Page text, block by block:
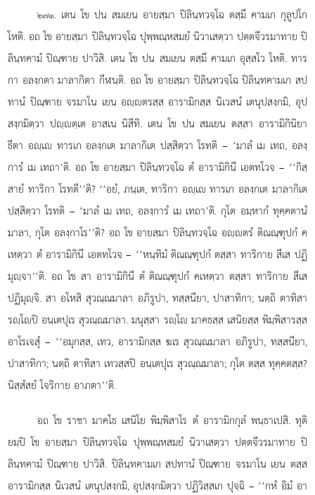
๒๗๑. เตน โข ปน สมเยน อายสฺมา ปิลินฺทวจฺโฉ ตสฺมึ คามเก กุลูปโก
โหติ. อถ โข อายสฺมา ปิลินฺทวจฺโฉ ปุพฺพณฺหสมยํ นิวาเสตฺวา ปตฺตจีวรมาทาย ปิ
ลินฺทคามํ ปิณฺฑาย ปาวิสิ. เตน โข ปน สมเยน ตสฺมึ คามเก อุสฺสโว โหติ. ทาร
กา อลงฺกตา มาลากิตา กีฬนฺติ. อถ โข อายสฺมา ปิลินฺทวจฺโฉ ปิลินฺทคามเก สป
ทานํ ปิณฺฑาย จรมาโน เยน อฺตรสฺส อารามิกสฺส นิเวสนํ เตนุปสงฺกมิ, อุป
สงฺกมิตฺวา ปฺตฺเต อาสเน นิสีทิ. เตน โข ปน สมเยน ตสฺสา อารามิกินิยา
ธีตา อฺเ ทารเก อลงฺกเต มาลากิเต ปสฺสิตฺวา โรทติ – ‘มาลํ เม เทถ, อลงฺ
การํ เม เทถา’ติ. อถ โข อายสฺมา ปิลินฺทวจฺโฉ ตํ อารามิกินึ เอตทโวจ – ‘‘กิสฺ
สายํ ทาริกา โรทตี’’ติ? ‘‘อยํ, ภนฺเต, ทาริกา อฺเ ทารเก อลงฺกเต มาลากิเต
ปสฺสิตฺวา โรทติ – ‘มาลํ เม เทถ, อลงฺการํ เม เทถา’ติ. กุโต อมฺหากํ ทุคฺคตานํ
มาลา, กุโต อลงฺกาโร’’ติ? อถ โข อายสฺมา ปิลินฺทวจฺโฉ อฺตรํ ติณณฺฑุปกํ ค
เหตฺวา ตํ อารามิกินึ เอตทโวจ – ‘‘หนฺทิมํ ติณณฺฑุปกํ ตสฺสา ทาริกาย สีเส ปฏิ
มุฺจา’’ติ. อถ โข สา อารามิกินี ตํ ติณณฺฑุปกํ คเหตฺวา ตสฺสา ทาริกาย สีเส
ปฏิมุฺจิ. สา อโหสิ สุวณฺณมาลา อภิรูปา, ทสฺสนียา, ปาสาทิกา; นตฺถิ ตาทิสา
รฺโปิ อนฺเตปุเร สุวณฺณมาลา. มนุสฺสา รฺโ มาคธสฺส เสนิยสฺส พิมฺพิสารสฺส
อาโรเจสุํ – ‘‘อมุกสฺส, เทว, อารามิกสฺส ฆเร สุวณฺณมาลา อภิรูปา, ทสฺสนียา,
ปาสาทิกา; นตฺถิ ตาทิสา เทวสฺสปิ อนฺเตปุเร สุวณฺณมาลา; กุโต ตสฺส ทุคฺคตสฺส?
นิสฺสํสยํ โจริกาย อาภตา’’ติ.
อถโข ราชา มาคโธ เสนิโย พิมฺพิสาโร ตํ อารามิกกุลํ พนฺธาเปสิ. ทุติ
ยมฺปิโข อายสฺมา ปิลินฺทวจฺโฉ ปุพฺพณฺหสมยํ นิวาเสตฺวา ปตฺตจีวรมาทาย ปิ
ลินฺทคามํ ปิณฺฑาย ปาวิสิ. ปิลินฺทคามเก สปทานํ ปิณฺฑาย จรมาโน เยน ตสฺส
อารามิกสฺส นิเวสนํ เตนุปสงฺกมิ, อุปสงฺกมิตฺวา ปฏิวิสฺสเก ปุจฺฉิ – ‘‘กหํ อิมํ อา